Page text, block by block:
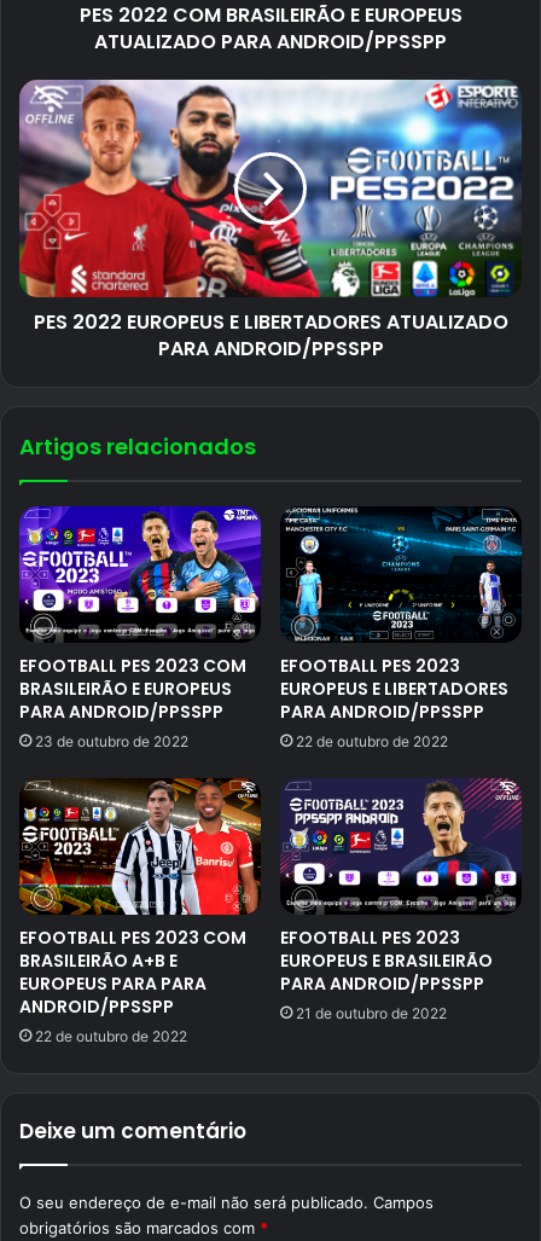
PES 2022 COM BRASILEIRÃO E EUROPEUS
ATUALIZADO PARA ANDROID/PPSSPP
PES 2022 EUROPEUS E LIBERTADORES ATUALIZADO
PARA ANDROID/PPSSPP
Artigos relacionados
EFOOTBALL PES 2023 COM
BRASILEIRÃO E EUROPEUS
PARA ANDROID/PPSSPP
23 de outubro de 2022
EFOOTBALL PES 2023
EUROPEUS E LIBERTADORES
PARA ANDROID/PPSSPP
22 de outubro de 2022
EFOOTBALL PES 2023 COM
BRASILEIRÃO A+B E
EUROPEUS PARA PARA
ANDROID/PPSSPP
22 de outubro de 2022
EFOOTBALL PES 2023
EUROPEUS E BRASILEIRÃO
PARA ANDROID/PPSSPP
21 de outubro de 2022
Deixe um comentário
O seu endereço de e-mail não será publicado. Campos
obrigatórios são marcados com *